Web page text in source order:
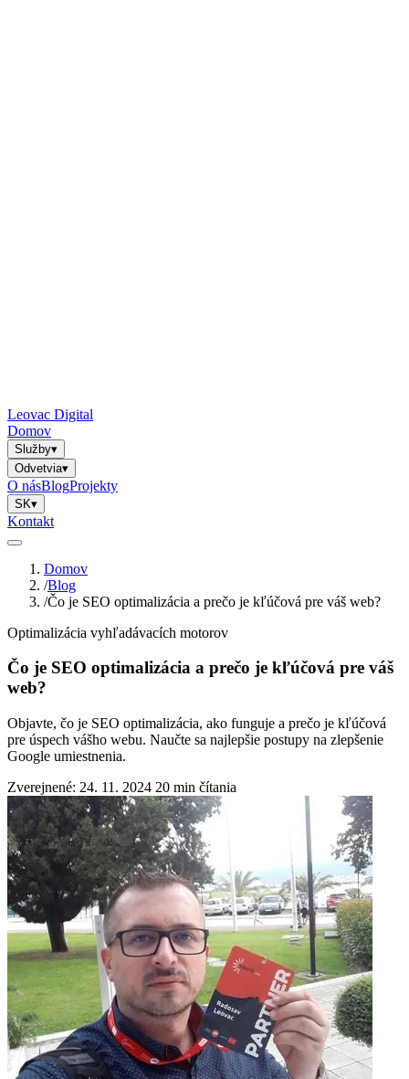
Leovac Digital
Domov
Služby▾
Odvetvia▾
O násBlogProjekty
SK▾
Kontakt
Domov
/Blog
/Čo je SEO optimalizácia a prečo je kľúčová pre váš web?
Optimalizácia vyhľadávacích motorov
Čo je SEO optimalizácia a prečo je kľúčová pre váš
web?
Objavte, čo je SEO optimalizácia, ako funguje a prečo je kľúčová
pre úspech vášho webu. Naučte sa najlepšie postupy na zlepšenie
Google umiestnenia.
Zverejnené: 24. 11. 2024 20 min čítania